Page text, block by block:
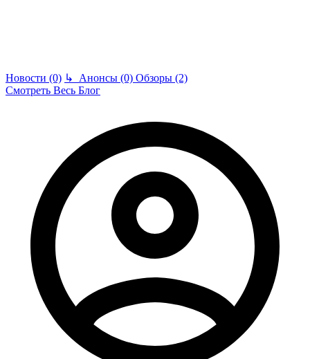
Новости (0) ↳ Анонсы (0) Обзоры (2)
Смотреть Весь Блог